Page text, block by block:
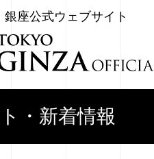
銀座公式ウェブサイト
・新着情報